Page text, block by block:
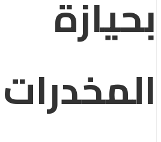
بحيازة
المخدرات